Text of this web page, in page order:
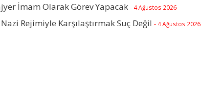
İmam Olarak Görev Yapacak - 4 Ağustos 2026
Rejimiyle Karşılaştırmak Suç Değil - 4 Ağustos 2026